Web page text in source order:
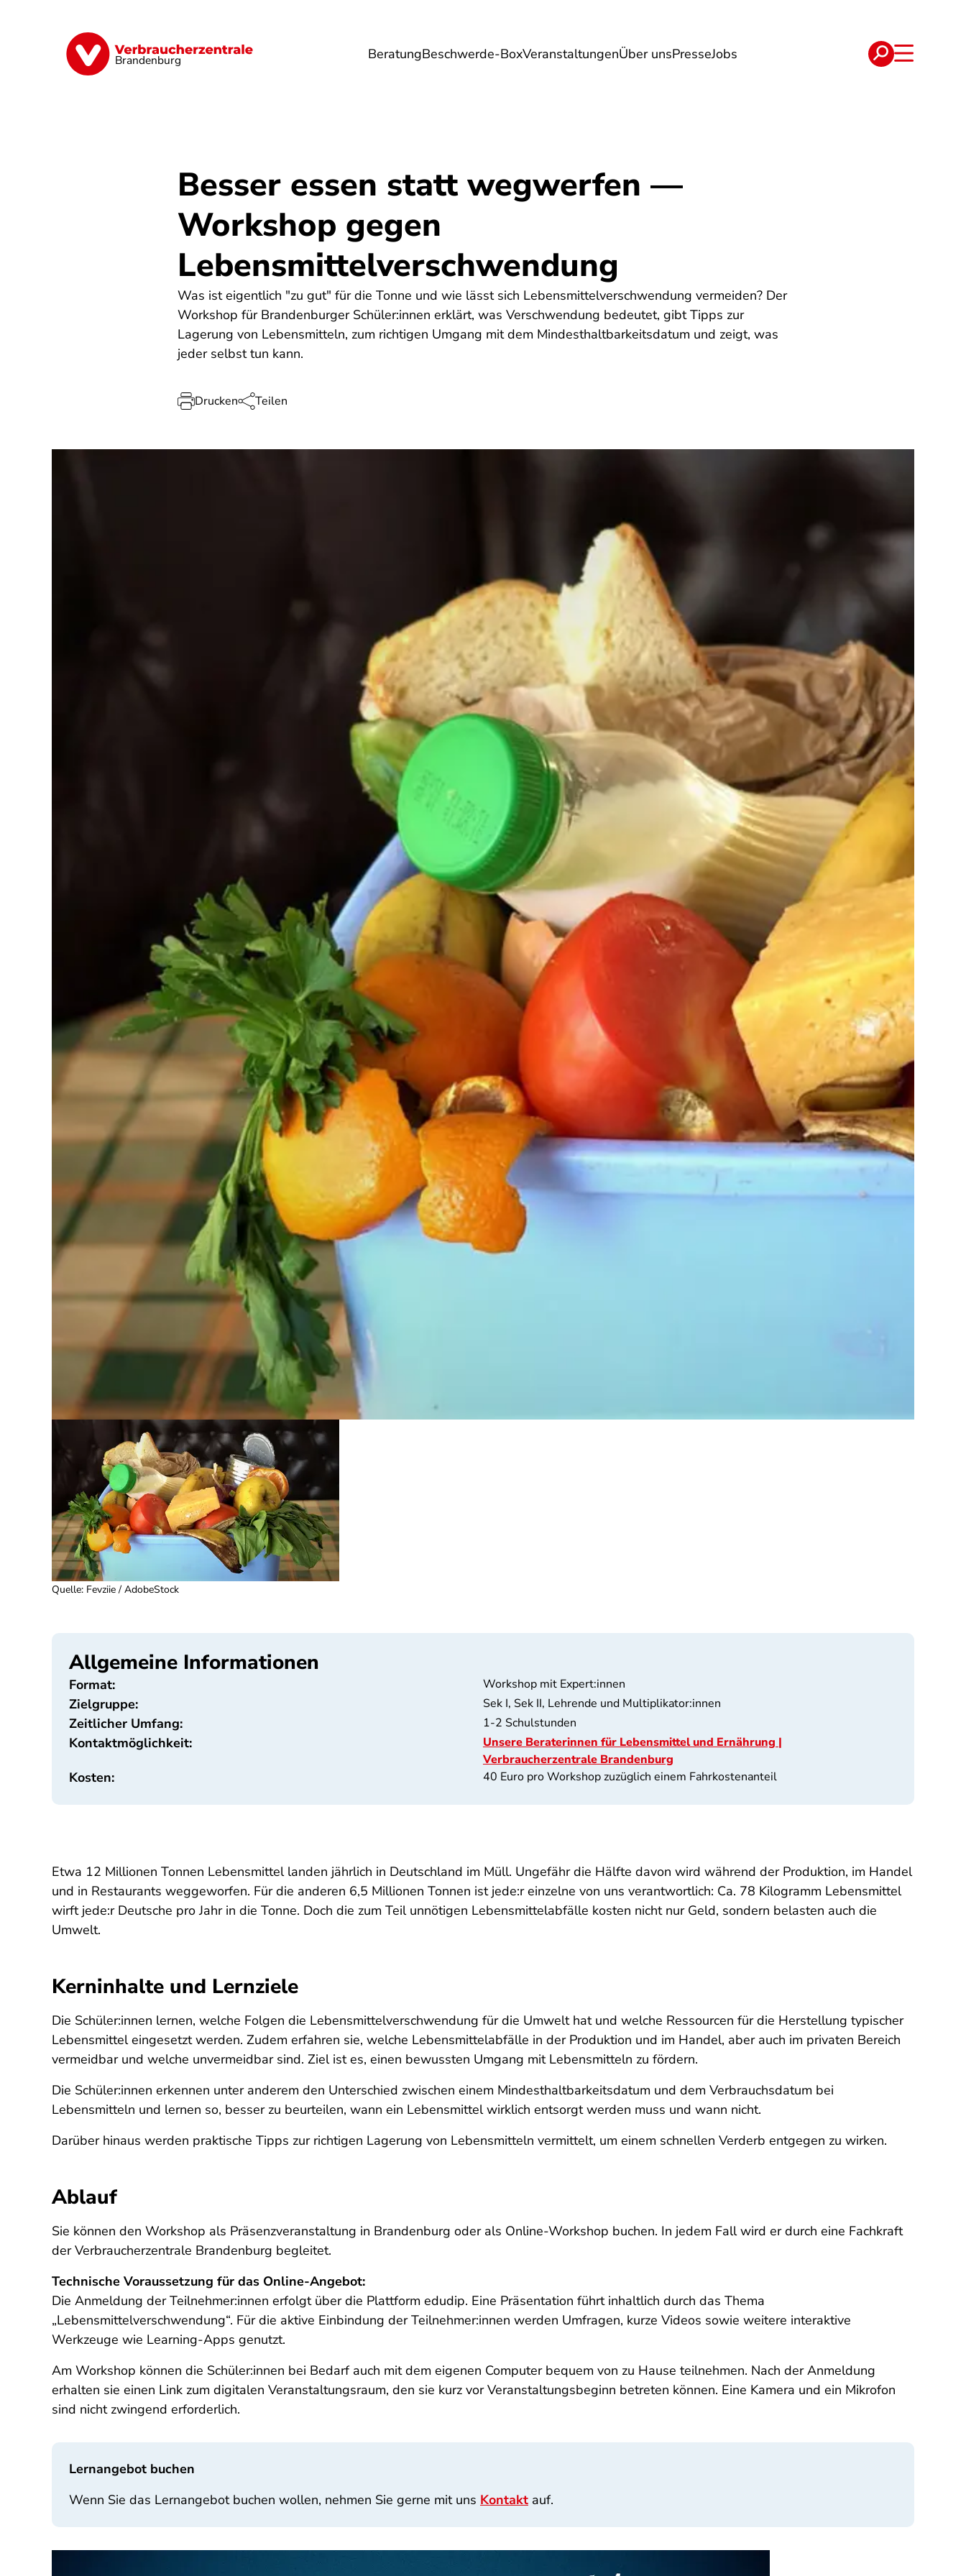
Brandenburg BeratungBeschwerde-BoxVeranstaltungenÜber unsPresseJobs
Finanzen Digitales Lebensmittel Umwelt Gesundheit Energie Reise Verträge
Besser essen statt wegwerfen —
Workshop gegen
Lebensmittelverschwendung
Was ist eigentlich "zu gut" für die Tonne und wie lässt sich Lebensmittelverschwendung vermeiden? Der
Workshop für Brandenburger Schüler:innen erklärt, was Verschwendung bedeutet, gibt Tipps zur
Lagerung von Lebensmitteln, zum richtigen Umgang mit dem Mindesthaltbarkeitsdatum und zeigt, was
jeder selbst tun kann.
Drucken Teilen
Quelle: Fevziie / AdobeStock
Allgemeine Informationen
Format: Workshop mit Expert:innen
Zielgruppe: Sek I, Sek II, Lehrende und Multiplikator:innen
Zeitlicher Umfang: 1-2 Schulstunden
Kontaktmöglichkeit:
Unsere Beraterinnen für Lebensmittel und Ernährung |
Verbraucherzentrale Brandenburg
Kosten: 40 Euro pro Workshop zuzüglich einem Fahrkostenanteil
Etwa 12 Millionen Tonnen Lebensmittel landen jährlich in Deutschland im Müll. Ungefähr die Hälfte davon wird während der Produktion, im Handel
und in Restaurants weggeworfen. Für die anderen 6,5 Millionen Tonnen ist jede:r einzelne von uns verantwortlich: Ca. 78 Kilogramm Lebensmittel
wirft jede:r Deutsche pro Jahr in die Tonne. Doch die zum Teil unnötigen Lebensmittelabfälle kosten nicht nur Geld, sondern belasten auch die
Umwelt.
Kerninhalte und Lernziele
Die Schüler:innen lernen, welche Folgen die Lebensmittelverschwendung für die Umwelt hat und welche Ressourcen für die Herstellung typischer
Lebensmittel eingesetzt werden. Zudem erfahren sie, welche Lebensmittelabfälle in der Produktion und im Handel, aber auch im privaten Bereich
vermeidbar und welche unvermeidbar sind. Ziel ist es, einen bewussten Umgang mit Lebensmitteln zu fördern.
Die Schüler:innen erkennen unter anderem den Unterschied zwischen einem Mindesthaltbarkeitsdatum und dem Verbrauchsdatum bei
Lebensmitteln und lernen so, besser zu beurteilen, wann ein Lebensmittel wirklich entsorgt werden muss und wann nicht.
Darüber hinaus werden praktische Tipps zur richtigen Lagerung von Lebensmitteln vermittelt, um einem schnellen Verderb entgegen zu wirken.
Ablauf
Sie können den Workshop als Präsenzveranstaltung in Brandenburg oder als Online-Workshop buchen. In jedem Fall wird er durch eine Fachkraft
der Verbraucherzentrale Brandenburg begleitet.
Technische Voraussetzung für das Online-Angebot:
Die Anmeldung der Teilnehmer:innen erfolgt über die Plattform edudip. Eine Präsentation führt inhaltlich durch das Thema
„Lebensmittelverschwendung“. Für die aktive Einbindung der Teilnehmer:innen werden Umfragen, kurze Videos sowie weitere interaktive
Werkzeuge wie Learning-Apps genutzt.
Am Workshop können die Schüler:innen bei Bedarf auch mit dem eigenen Computer bequem von zu Hause teilnehmen. Nach der Anmeldung
erhalten sie einen Link zum digitalen Veranstaltungsraum, den sie kurz vor Veranstaltungsbeginn betreten können. Eine Kamera und ein Mikrofon
sind nicht zwingend erforderlich.
Lernangebot buchen
Wenn Sie das Lernangebot buchen wollen, nehmen Sie gerne mit uns Kontakt auf.